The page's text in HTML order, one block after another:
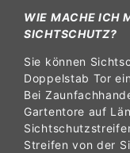
WIE MACHE ICH
SICHTSCHUTZ?
Sie können
Doppelstab Tor
Bei
Gartentore auf
Streifen von der